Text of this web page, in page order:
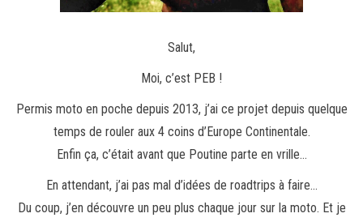
Salut,
Moi, c’est PEB !
Permis moto en poche depuis 2013, j’ai ce projet depuis quelque
temps de rouler aux 4 coins d’Europe Continentale.
Enfin ça, c’était avant que Poutine parte en vrille…
En attendant, j’ai pas mal d’idées de roadtrips à faire…
Du coup, j’en découvre un peu plus chaque jour sur la moto. Et je